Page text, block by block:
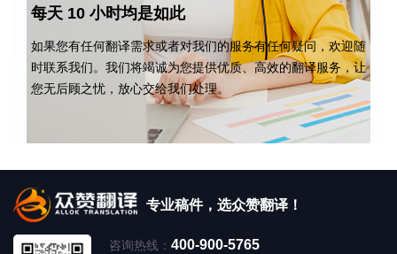
每天 10 小时均是如此
如果您有任何翻译需求或者对我们的服务有任何疑问，欢迎随
时联系我们。我们将竭诚为您提供优质、高效的翻译服务，让
您无后顾之忧，放心交给我们处理。
专业稿件，选众赞翻译！
咨询热线： 400-900-5765